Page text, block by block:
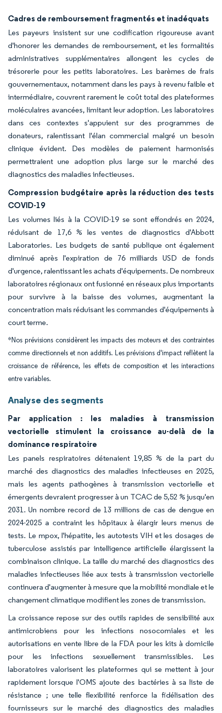
Cadres de remboursement fragmentés et inadéquats
Les payeurs insistent sur une codification rigoureuse avant
d'honorer les demandes de remboursement, et les formalités
administratives supplémentaires allongent les cycles de
trésorerie pour les petits laboratoires. Les barèmes de frais
gouvernementaux, notamment dans les pays à revenu faible et
intermédiaire, couvrent rarement le coût total des plateformes
moléculaires avancées, limitant leur adoption. Les laboratoires
dans ces contextes s'appuient sur des programmes de
donateurs, ralentissant l'élan commercial malgré un besoin
clinique évident. Des modèles de paiement harmonisés
permettraient une adoption plus large sur le marché des
diagnostics des maladies infectieuses.
Compression budgétaire après la réduction des tests
COVID-19
Les volumes liés à la COVID-19 se sont effondrés en 2024,
réduisant de 17,6 % les ventes de diagnostics d'Abbott
Laboratories. Les budgets de santé publique ont également
diminué après l'expiration de 76 milliards USD de fonds
d'urgence, ralentissant les achats d'équipements. De nombreux
laboratoires régionaux ont fusionné en réseaux plus importants
pour survivre à la baisse des volumes, augmentant la
concentration mais réduisant les commandes d'équipements à
court terme.
*Nos prévisions considèrent les impacts des moteurs et des contraintes
comme directionnels et non additifs. Les prévisions d'impact reflètent la
croissance de référence, les effets de composition et les interactions
entre variables.
Analyse des segments
Par application : les maladies à transmission
vectorielle stimulent la croissance au-delà de la
dominance respiratoire
Les panels respiratoires détenaient 19,85 % de la part du
marché des diagnostics des maladies infectieuses en 2025,
mais les agents pathogènes à transmission vectorielle et
émergents devraient progresser à un TCAC de 5,52 % jusqu'en
2031. Un nombre record de 13 millions de cas de dengue en
2024-2025 a contraint les hôpitaux à élargir leurs menus de
tests. Le mpox, l'hépatite, les autotests VIH et les dosages de
tuberculose assistés par intelligence artificielle élargissent la
combinaison clinique. La taille du marché des diagnostics des
maladies infectieuses liée aux tests à transmission vectorielle
continuera d'augmenter à mesure que la mobilité mondiale et le
changement climatique modifient les zones de transmission.
La croissance repose sur des outils rapides de sensibilité aux
antimicrobiens pour les infections nosocomiales et les
autorisations en vente libre de la FDA pour les kits à domicile
pour les infections sexuellement transmissibles. Les
laboratoires valorisent les plateformes qui se mettent à jour
rapidement lorsque l'OMS ajoute des bactéries à sa liste de
résistance ; une telle flexibilité renforce la fidélisation des
fournisseurs sur le marché des diagnostics des maladies